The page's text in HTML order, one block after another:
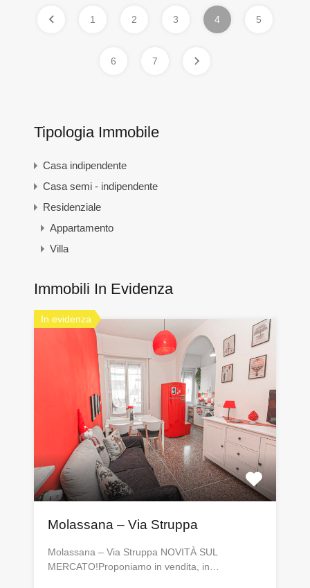
1 2 3 4 5
6 7
Tipologia Immobile
Casa indipendente
Casa semi - indipendente
Residenziale
Appartamento
Villa
Immobili In Evidenza
In evidenza
Molassana – Via Struppa
Molassana – Via Struppa NOVITÀ SUL
MERCATO!Proponiamo in vendita, in…